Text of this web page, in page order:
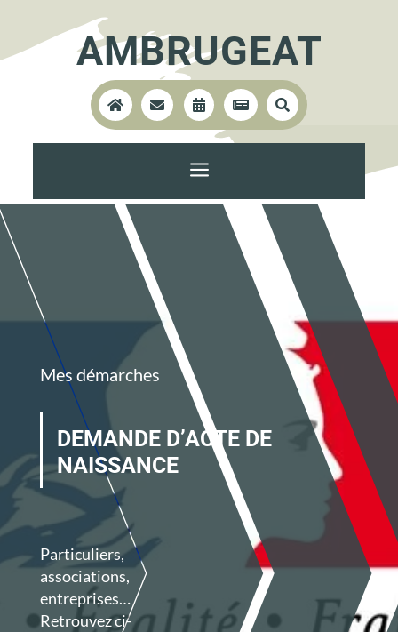
AMBRUGEAT
    
a
Mes démarches
DEMANDE D’ACTE DE
NAISSANCE
Particuliers,
associations,
entreprises…
Retrouvez ci-